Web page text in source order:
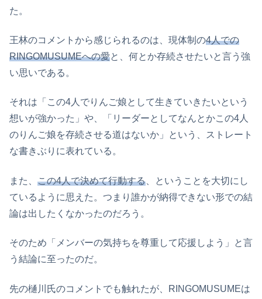
た。
王林のコメントから感じられるのは、現体制の4人での
RINGOMUSUMEへの愛と、何とか存続させたいと言う強
い思いである。
それは「この4人でりんご娘として生きていきたいという
想いが強かった」や、「リーダーとしてなんとかこの4人
のりんご娘を存続させる道はないか」という、ストレート
な書きぶりに表れている。
また、 この4人で決めて行動する 、ということを大切にし
ているように思えた。つまり誰かが納得できない形での結
論は出したくなかったのだろう。
そのため「メンバーの気持ちを尊重して応援しよう」と言
う結論に至ったのだ。
先の樋川氏のコメントでも触れたが、RINGOMUSUMEは